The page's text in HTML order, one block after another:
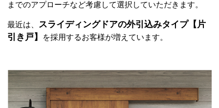
までのアプローチなど考慮して選択していただきます。
最近は、 スライディングドアの外引込みタイプ【片
引き戸】
を採用するお客様が増えています。